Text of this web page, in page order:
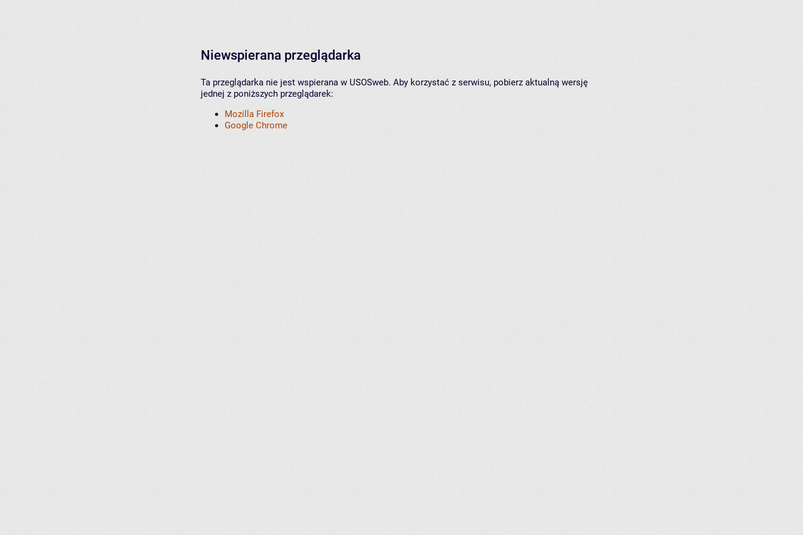
Niewspierana przeglądarka
Ta przeglądarka nie jest wspierana w USOSweb. Aby korzystać z serwisu, pobierz aktualną wersję
jednej z poniższych przeglądarek:
Mozilla Firefox
Google Chrome